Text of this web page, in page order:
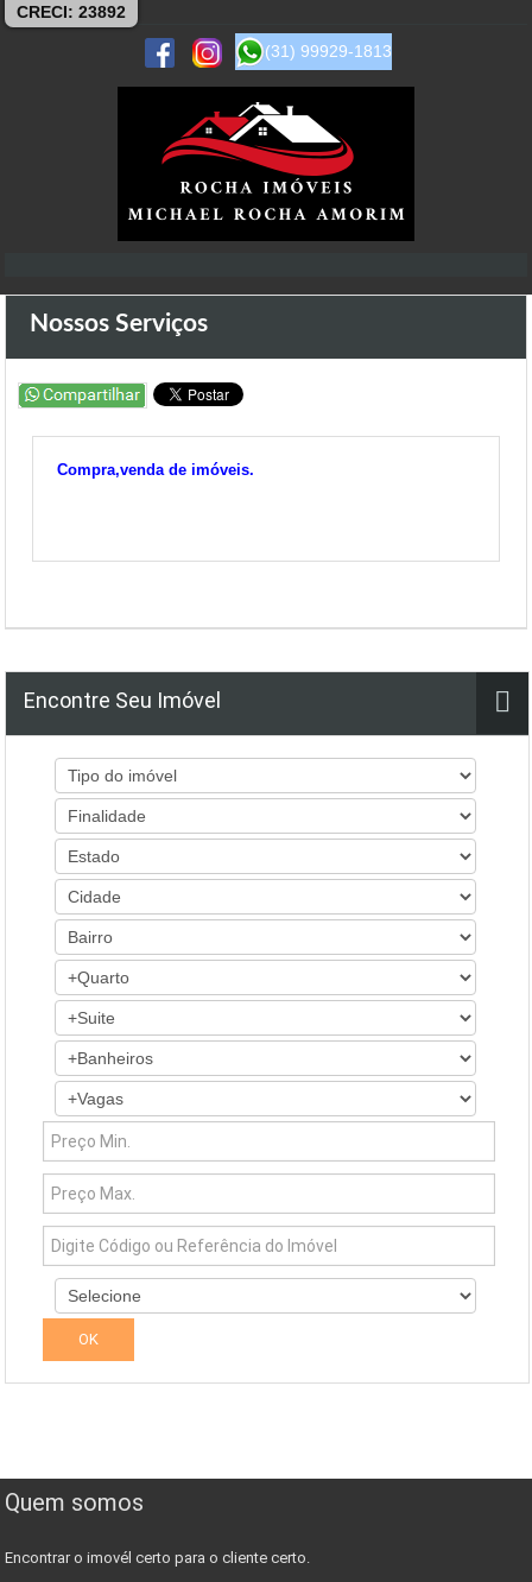
CRECI: 23892
(31) 99929-1813
Nossos Serviços
Compra,venda de imóveis.
Encontre Seu Imóvel
Quem somos
Encontrar o imovél certo para o cliente certo.